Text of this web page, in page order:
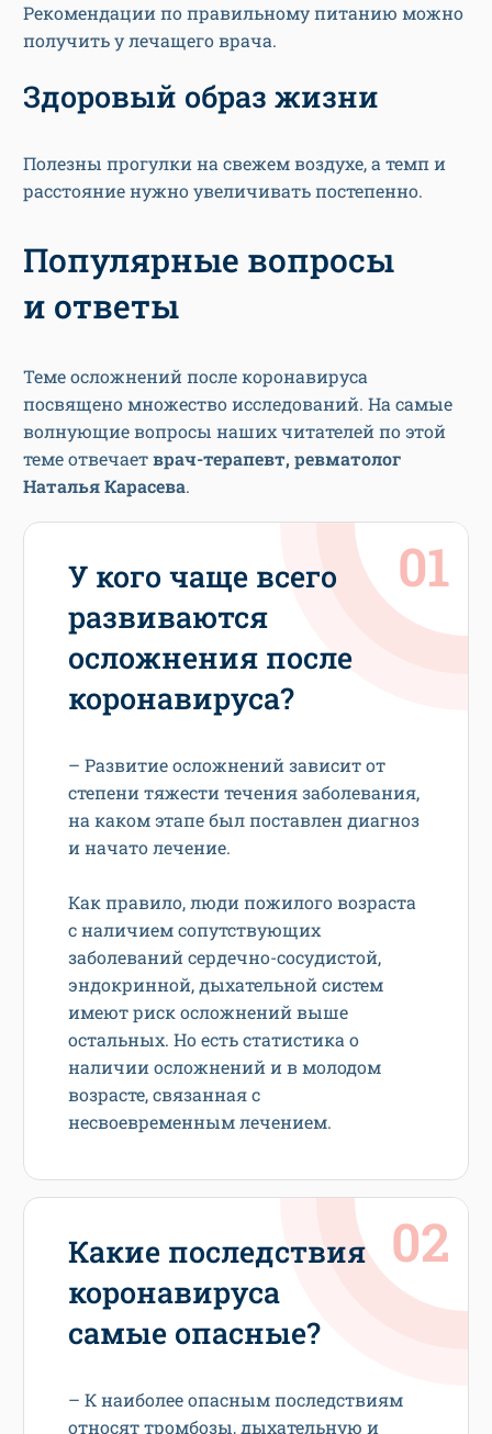
Рекомендации по правильному питанию можно
получить у лечащего врача.
Здоровый образ жизни
Полезны прогулки на свежем воздухе, а темп и
расстояние нужно увеличивать постепенно.
Популярные вопросы
и ответы
Теме осложнений после коронавируса
посвящено множество исследований. На самые
волнующие вопросы наших читателей по этой
теме отвечаетврач-терапевт, ревматолог
Наталья Карасева.
У кого чаще всего
развиваются
осложнения после
коронавируса?
– Развитие осложнений зависит от
степени тяжести течения заболевания,
на каком этапе был поставлен диагноз
и начато лечение.
Как правило, люди пожилого возраста
с наличием сопутствующих
заболеваний сердечно-сосудистой,
эндокринной, дыхательной систем
имеют риск осложнений выше
остальных. Но есть статистика о
наличии осложнений и в молодом
возрасте, связанная с
несвоевременным лечением.
Какие последствия
коронавируса
самые опасные?
– К наиболее опасным последствиям
относят тромбозы, дыхательную и